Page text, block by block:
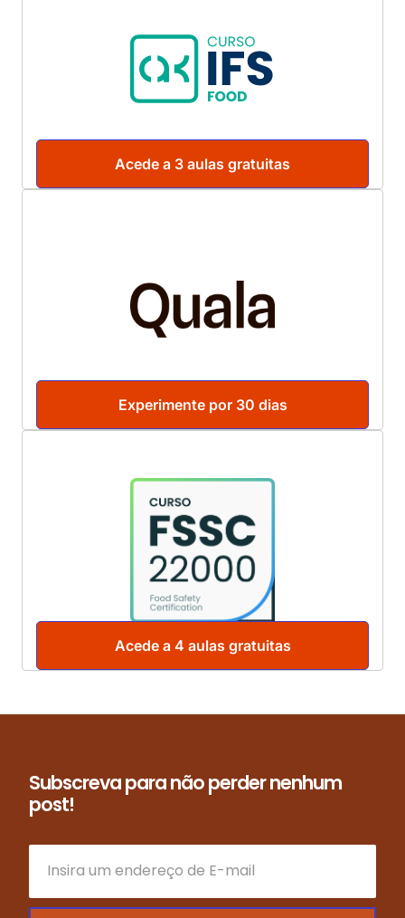
Acede a 3 aulas gratuitas
Experimente por 30 dias
Acede a 4 aulas gratuitas
Subscreva para não perder nenhum
post!